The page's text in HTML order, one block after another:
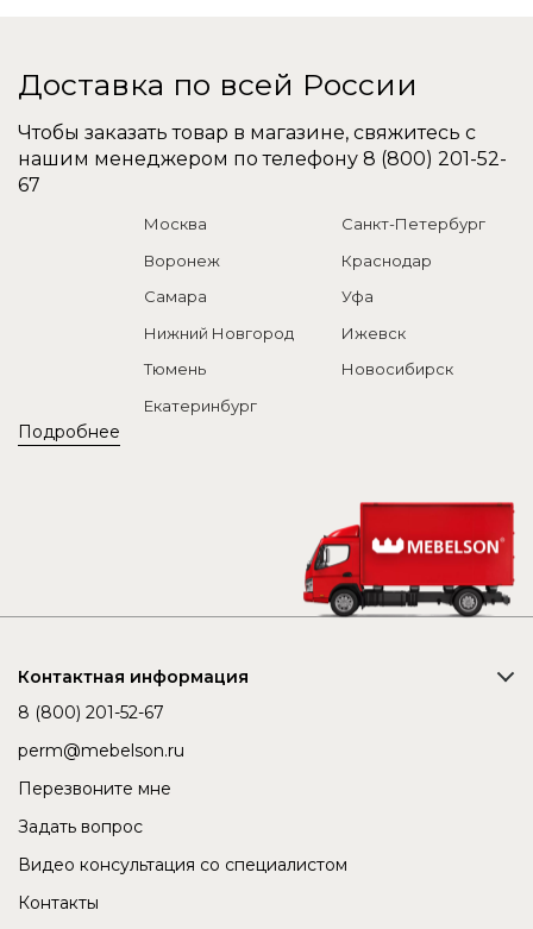
Доставка по всей России
Чтобы заказать товар в магазине, свяжитесь с
нашим менеджером по телефону 8 (800) 201-52-
67
Подробнее
Москва
Санкт-Петербург
Воронеж
Краснодар
Самара
Уфа
Нижний Новгород
Ижевск
Тюмень
Новосибирск
Екатеринбург
Контактная информация
8 (800) 201-52-67
perm@mebelson.ru
Перезвоните мне
Задать вопрос
Видео консультация со специалистом
Контакты